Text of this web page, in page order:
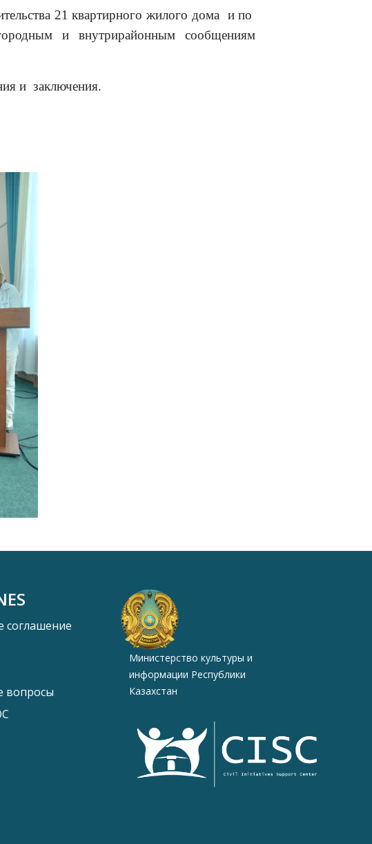
21 квартирного жилого дома и по
и внутрирайонным сообщениям
и заключения.
соглашение
вопросы
Министерство культуры и
информации Республики
Казахстан